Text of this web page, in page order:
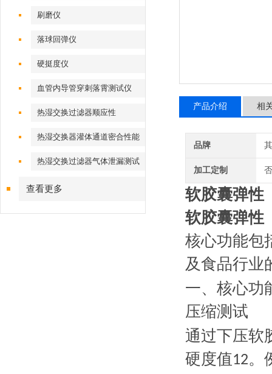
刷磨仪
落球回弹仪
硬挺度仪
血管内导管穿刺落霄测试仪
热湿交换过滤器顺应性
热湿交换器灌体通道密合性能
热湿交换过滤器气体泄漏测试
查看更多
产品介绍 相
品牌
加工定制 否
软胶囊弹性
软胶囊弹性
核心功能包
及食品行业
一、核心功
压缩测试
通过下压软
硬度值‌12。